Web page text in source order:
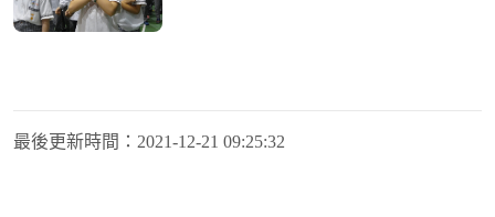
最後更新時間： 2021-12-21 09:25:32